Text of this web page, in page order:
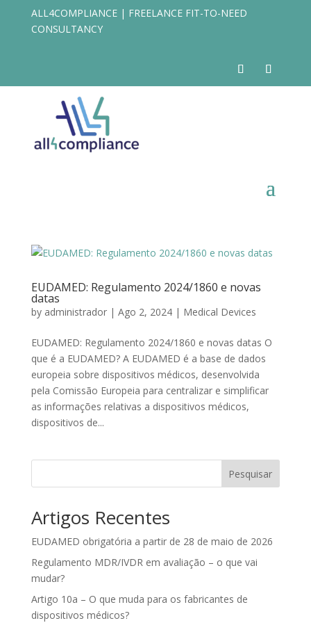
ALL4COMPLIANCE | FREELANCE FIT-TO-NEED
CONSULTANCY
EUDAMED: Regulamento 2024/1860 e novas
datas
by administrador| Ago 2, 2024| Medical Devices
EUDAMED: Regulamento 2024/1860 e novas datas O
que é a EUDAMED? A EUDAMED é a base de dados
europeia sobre dispositivos médicos, desenvolvida
pela Comissão Europeia para centralizar e simplificar
as informações relativas a dispositivos médicos,
dispositivos de...
Pesquisar
Artigos Recentes
EUDAMED obrigatória a partir de 28 de maio de 2026
Regulamento MDR/IVDR em avaliação – o que vai
mudar?
Artigo 10a – O que muda para os fabricantes de
dispositivos médicos?